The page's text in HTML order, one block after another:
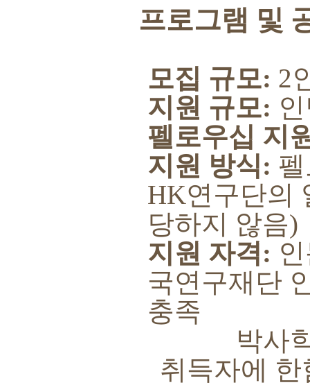
프로그램 및
모집 규모: 2
지원 규모:
펠로우십 지
지원 방식:
HK연구단의
당하지 않음)
지원 자격:
국연구재단
충족
박사학
취득자에 한